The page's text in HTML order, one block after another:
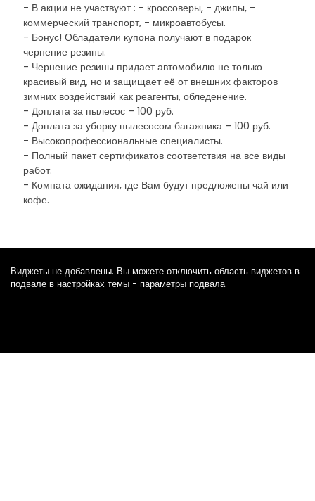
- В акции не участвуют : - кроссоверы, - джипы, -
коммерческий транспорт, - микроавтобусы.
- Бонус! Обладатели купона получают в подарок
чернение резины.
- Чернение резины придает автомобилю не только
красивый вид, но и защищает её от внешних факторов
зимних воздействий как реагенты, обледенение.
- Доплата за пылесос – 100 руб.
- Доплата за уборку пылесосом багажника – 100 руб.
- Высокопрофессиональные специалисты.
- Полный пакет сертификатов соответствия на все виды
работ.
- Комната ожидания, где Вам будут предложены чай или
кофе.
Виджеты не добавлены. Вы можете отключить область виджетов в
подвале в настройках темы - параметры подвала